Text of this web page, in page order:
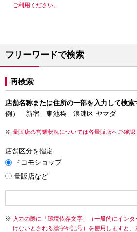
ご利用ください。
フリーワードで検索
再検索
店舗名称または住所の一部を入力して検索
例） 新宿、東池袋、浪速区 ヤマダ
量販店の営業状況については各量販店へご確認
店舗区分を指定
ドコモショップ
量販店など
入力の際に「環境依存文字」（一般的にイン
けないとされる漢字や記号）を使用しますと